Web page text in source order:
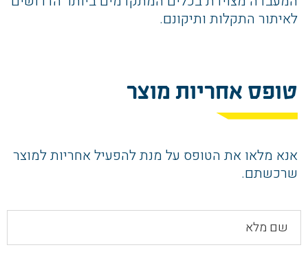
לאיתור התקלות ותיקונם.
טופס אחריות מוצר
אנא מלאו את הטופס על מנת להפעיל אחריות למוצר
שרכשתם.